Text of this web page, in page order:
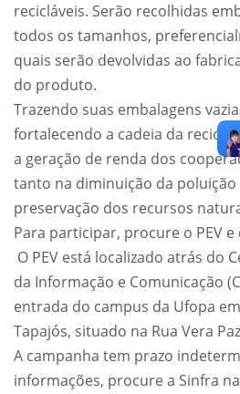
recicláveis. Serão recolhidas
todos os tamanhos,
quais serão devolvidas ao
do produto.
Trazendo suas embalagens
fortalecendo a cadeia da
a geração de renda dos
tanto na diminuição da
preservação dos recursos
Para participar, procure o PEV
O PEV está localizado atrás do
da Informação e Comunicação
entrada do campus da Ufopa
Tapajós, situado na Rua Vera
A campanha tem prazo
informações, procure a Sinfra